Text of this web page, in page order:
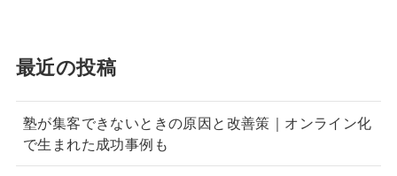
最近の投稿
塾が集客できないときの原因と改善策｜オンライン化
で生まれた成功事例も